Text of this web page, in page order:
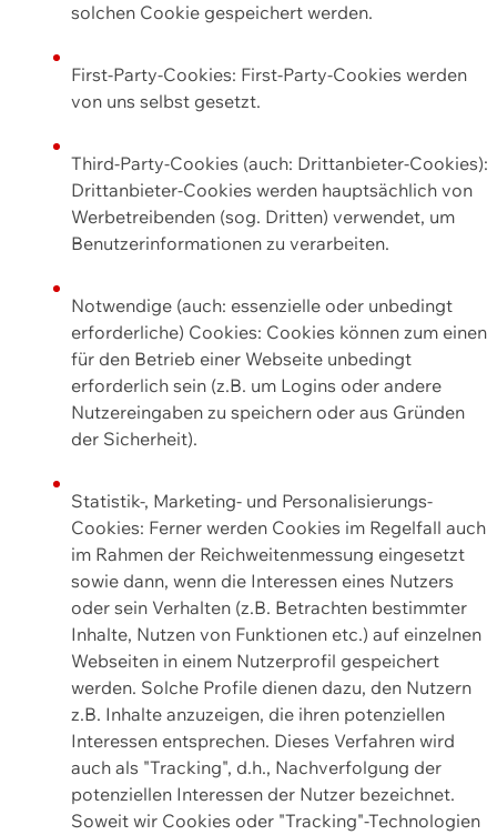
solchen Cookie gespeichert werden.
First-Party-Cookies: First-Party-Cookies werden
von uns selbst gesetzt.
Third-Party-Cookies (auch: Drittanbieter-Cookies):
Drittanbieter-Cookies werden hauptsächlich von
Werbetreibenden (sog. Dritten) verwendet, um
Benutzerinformationen zu verarbeiten.
Notwendige (auch: essenzielle oder unbedingt
erforderliche) Cookies: Cookies können zum einen
für den Betrieb einer Webseite unbedingt
erforderlich sein (z.B. um Logins oder andere
Nutzereingaben zu speichern oder aus Gründen
der Sicherheit).
Statistik-, Marketing- und Personalisierungs-
Cookies: Ferner werden Cookies im Regelfall auch
im Rahmen der Reichweitenmessung eingesetzt
sowie dann, wenn die Interessen eines Nutzers
oder sein Verhalten (z.B. Betrachten bestimmter
Inhalte, Nutzen von Funktionen etc.) auf einzelnen
Webseiten in einem Nutzerprofil gespeichert
werden. Solche Profile dienen dazu, den Nutzern
z.B. Inhalte anzuzeigen, die ihren potenziellen
Interessen entsprechen. Dieses Verfahren wird
auch als "Tracking", d.h., Nachverfolgung der
potenziellen Interessen der Nutzer bezeichnet.
Soweit wir Cookies oder "Tracking"-Technologien